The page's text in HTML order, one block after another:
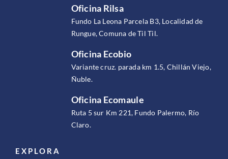
Oficina Rilsa
Fundo La Leona Parcela B3, Localidad de
Rungue, Comuna de Til Til.
Oficina Ecobio
Variante cruz. parada km 1.5, Chillán Viejo,
Ñuble.
Oficina Ecomaule
Ruta 5 sur Km 221, Fundo Palermo, Río
Claro.
EXPLORA